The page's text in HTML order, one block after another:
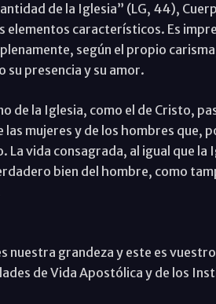
de la Iglesia” (LG, 44),
elementos característicos. Es
según el propio
su presencia y su amor.
de la Iglesia, como el de Cristo,
las mujeres y de los hombres que,
La vida consagrada, al igual que
bien del hombre, como
nuestra grandeza y este es
de Vida Apostólica y de los